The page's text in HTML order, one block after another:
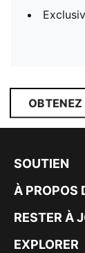
SOUTIEN
À PROPOS
RESTER À
EXPLORER